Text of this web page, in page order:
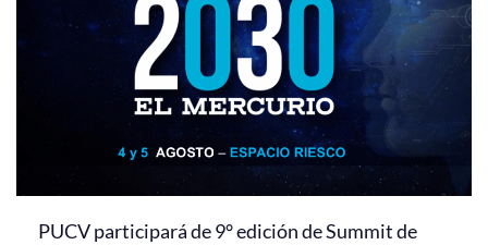
PUCV participará de 9° edición de Summit de